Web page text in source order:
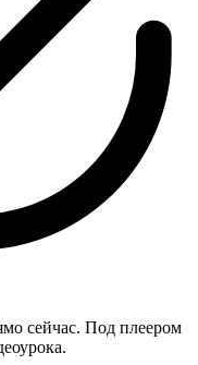
сейчас. Под плеером